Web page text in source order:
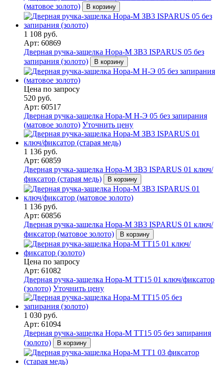
(матовое золото)
В корзину
1 108 руб.
Арт: 60869
Дверная ручка-защелка Нора-М ЗВ3 ISPARUS 05 без
запирания (золото)
В корзину
Цена по запросу
520 руб.
Арт: 60517
Дверная ручка-защелка Нора-М Н-Э 05 без запирания
(матовое золото) Уточнить цену
1 136 руб.
Арт: 60859
Дверная ручка-защелка Нора-М ЗВ3 ISPARUS 01 ключ/
фиксатор (старая медь)
В корзину
1 136 руб.
Арт: 60856
Дверная ручка-защелка Нора-М ЗВ3 ISPARUS 01 ключ/
фиксатор (матовое золото)
В корзину
Цена по запросу
Арт: 61082
Дверная ручка-защелка Нора-М ТТ15 01 ключ/фиксатор
(золото) Уточнить цену
1 030 руб.
Арт: 61094
Дверная ручка-защелка Нора-М ТТ15 05 без запирания
(золото)
В корзину